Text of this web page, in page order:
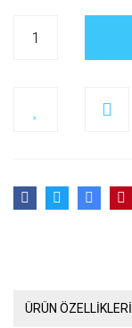
ÜRÜN ÖZELLİKLERİ